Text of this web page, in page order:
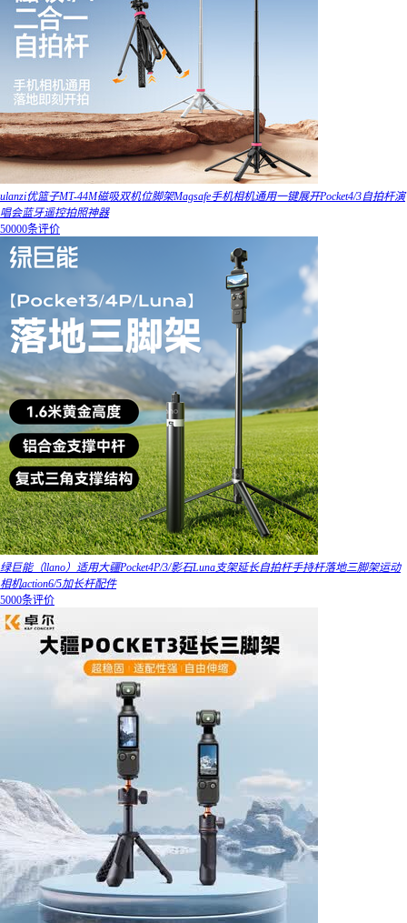
ulanzi优篮子MT-44M磁吸双机位脚架Magsafe手机相机通用一键展开Pocket4/3自拍杆演
唱会蓝牙遥控拍照神器
50000条评价
绿巨能（llano）适用大疆Pocket4P/3/影石Luna支架延长自拍杆手持杆落地三脚架运动
相机action6/5加长杆配件
5000条评价